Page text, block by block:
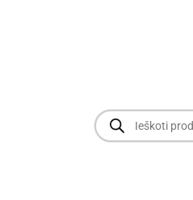
Products
search